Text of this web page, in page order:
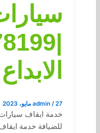
admin /27 مايو، 2023
للضيافة خدمة